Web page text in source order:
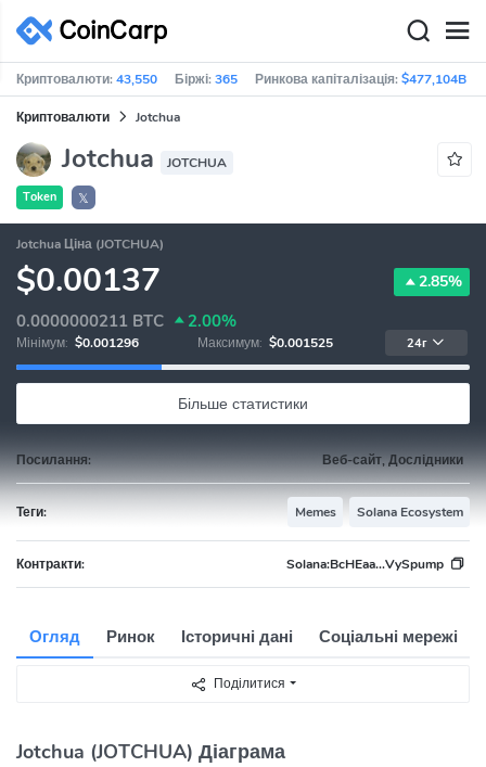
Криптовалюти:43,550 Біржі:365 Ринкова капіталізація:$477,104B
Криптовалюти Jotchua
Jotchua JOTCHUA
Token 𝕏
Jotchua Ціна (JOTCHUA)
$0.00137 2.85%
0.0000000211 BTC 2.00%
Мінімум: $0.001296 Максимум: $0.001525 24г
Більше статистики
Посилання: Веб-сайт, Дослідники
Теги: Memes Solana Ecosystem
Контракти: Solana:BcHEaa...VySpump
Огляд Ринок Історичні дані Соціальні мережі
Поділитися
Jotchua (JOTCHUA) Діаграма